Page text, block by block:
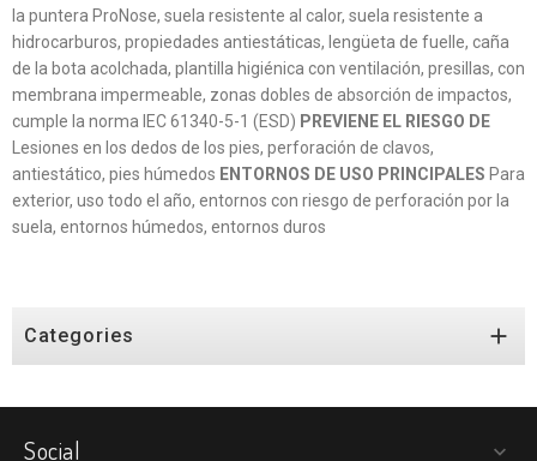
la puntera ProNose, suela resistente al calor, suela resistente a
hidrocarburos, propiedades antiestáticas, lengüeta de fuelle, caña
de la bota acolchada, plantilla higiénica con ventilación, presillas, con
membrana impermeable, zonas dobles de absorción de impactos,
cumple la norma IEC 61340-5-1 (ESD) PREVIENE EL RIESGO DE
Lesiones en los dedos de los pies, perforación de clavos,
antiestático, pies húmedos ENTORNOS DE USO PRINCIPALES Para
exterior, uso todo el año, entornos con riesgo de perforación por la
suela, entornos húmedos, entornos duros
Categories 
Social 